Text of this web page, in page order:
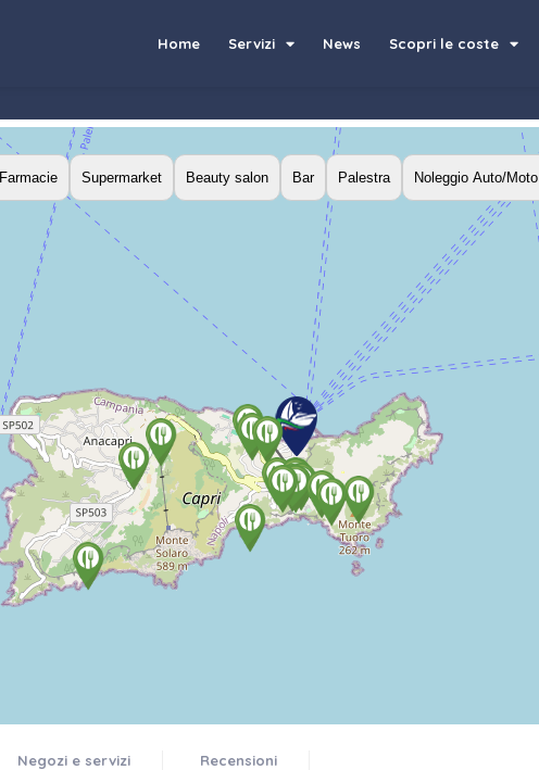
Home Servizi News Scopri le coste
Farmacie Supermarket Beauty salon Bar Palestra Noleggio Auto/Moto
Negozi e servizi Recensioni